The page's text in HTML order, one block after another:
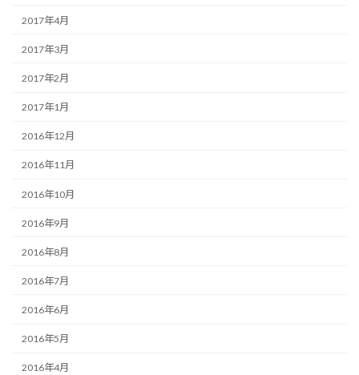
2017年4月
2017年3月
2017年2月
2017年1月
2016年12月
2016年11月
2016年10月
2016年9月
2016年8月
2016年7月
2016年6月
2016年5月
2016年4月